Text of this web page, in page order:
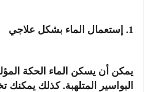
1. إستعمال الماء بشكل علاجي
يمكن أن يسكن الماء الحكة
البواسير المتلهبة. كذلك يمكنك